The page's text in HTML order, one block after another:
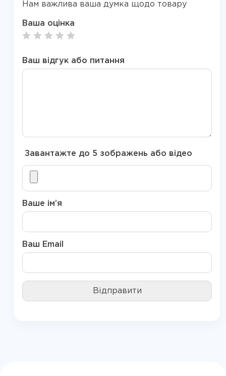
Нам важлива ваша думка щодо товару
Ваша оцінка
Ваш відгук або питання
Завантажте до 5 зображень або відео
Ваше ім’я
Ваш Email